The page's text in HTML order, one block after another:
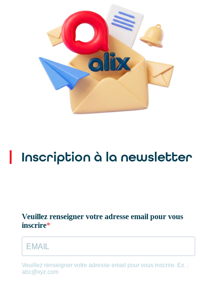
contact@agencealix.fr
CONDÉ-SUR-VIRE
Inscription à la newsletter